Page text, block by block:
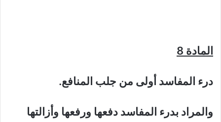
المادة 8
درء المفاسد أولى من جلب المنافع.
والمراد بدرء المفاسد دفعها ورفعها وأزالتها